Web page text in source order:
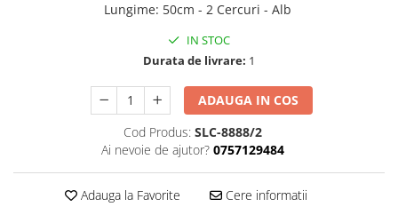
Lungime: 50cm - 2 Cercuri - Alb
IN STOC
Durata de livrare: 1
ADAUGA IN COS
Cod Produs: SLC-8888/2
Ai nevoie de ajutor? 0757129484
Adauga la Favorite Cere informatii